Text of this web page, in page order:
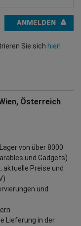
ANMELDEN
Sie sich hier!
Österreich
von über 8000
und Gadgets)
Preise und
und
Lieferung in der